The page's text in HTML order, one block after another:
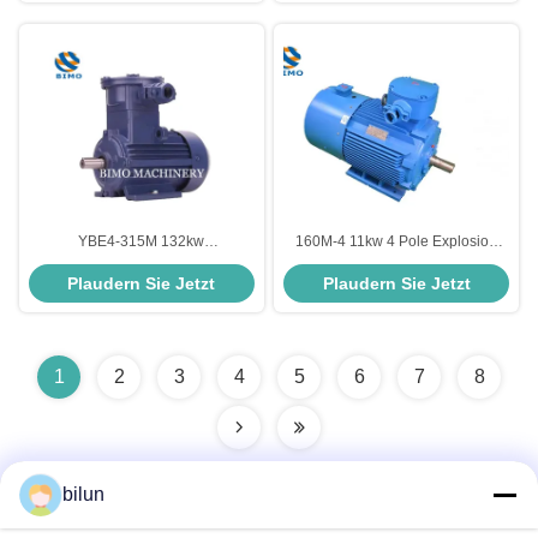
YBE4-315M 132kw
Explosionssicherer Motor Drei-
Phase-2-Pole-Elektromotor
Plaudern Sie Jetzt
160M-4 11kw 4 Pole Explosion
Proof Motor, CE Elektromotoren
380V 660V
Plaudern Sie Jetzt
1 2 3 4 5 6 7 8
bilun